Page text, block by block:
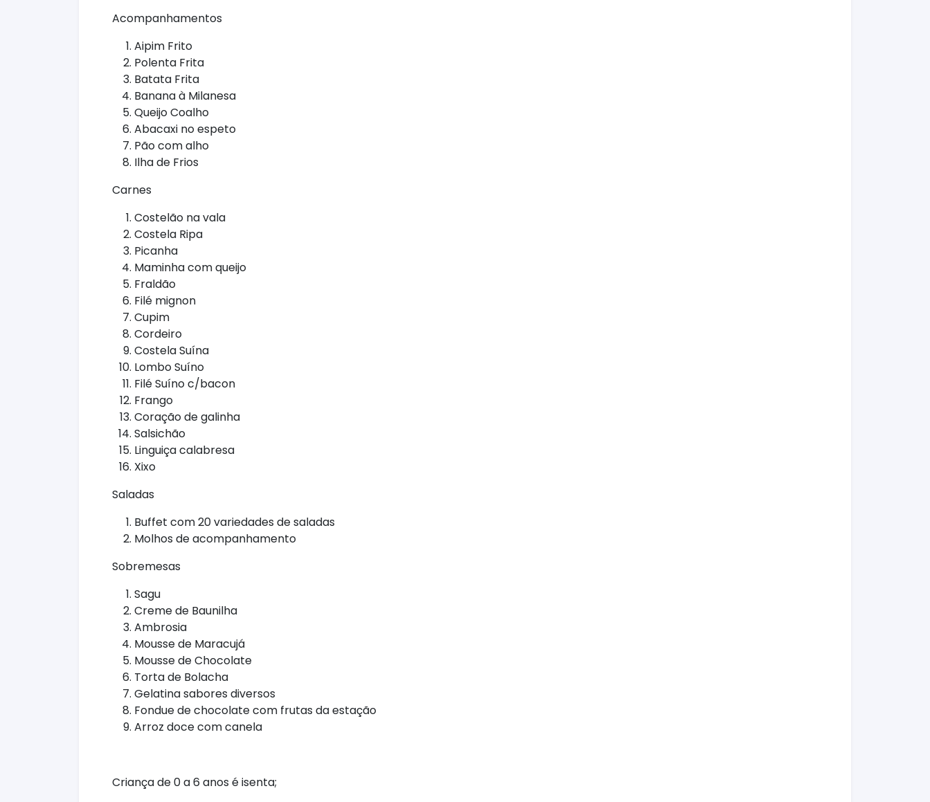
Acompanhamentos
Aipim Frito
Polenta Frita
Batata Frita
Banana à Milanesa
Queijo Coalho
Abacaxi no espeto
Pão com alho
Ilha de Frios
Carnes
Costelão na vala
Costela Ripa
Picanha
Maminha com queijo
Fraldão
Filé mignon
Cupim
Cordeiro
Costela Suína
Lombo Suíno
Filé Suíno c/bacon
Frango
Coração de galinha
Salsichão
Linguiça calabresa
Xixo
Saladas
Buffet com 20 variedades de saladas
Molhos de acompanhamento
Sobremesas
Sagu
Creme de Baunilha
Ambrosia
Mousse de Maracujá
Mousse de Chocolate
Torta de Bolacha
Gelatina sabores diversos
Fondue de chocolate com frutas da estação
Arroz doce com canela
Criança de 0 a 6 anos é isenta;